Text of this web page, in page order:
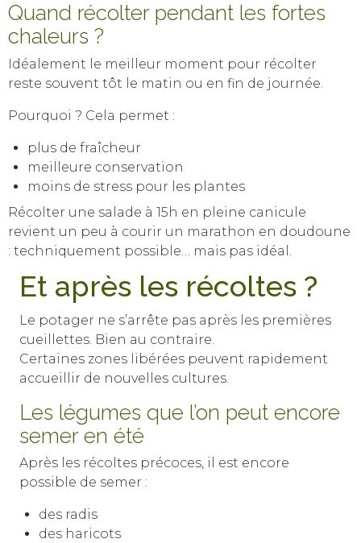
Quand récolter pendant les fortes
chaleurs ?
Idéalement le meilleur moment pour récolter
reste souvent tôt le matin ou en fin de journée.
Pourquoi ? Cela permet :
plus de fraîcheur
meilleure conservation
moins de stress pour les plantes
Récolter une salade à 15h en pleine canicule
revient un peu à courir un marathon en doudoune
: techniquement possible… mais pas idéal.
Et après les récoltes ?
Le potager ne s’arrête pas après les premières
cueillettes. Bien au contraire.
Certaines zones libérées peuvent rapidement
accueillir de nouvelles cultures.
Les légumes que l’on peut encore
semer en été
Après les récoltes précoces, il est encore
possible de semer :
des radis
des haricots